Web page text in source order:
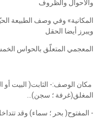
والأحوال والظروف
المكانية» وفي وصف الطبيعة
ويبرز أيضا الحقل
المعجمي المتعلّق بالحواس
مكان الوصف:- الثابت( البيت أو
المغلق(غرفة ؛ سجن)...
- المفتوح( بحر ؛ سماء) وقد